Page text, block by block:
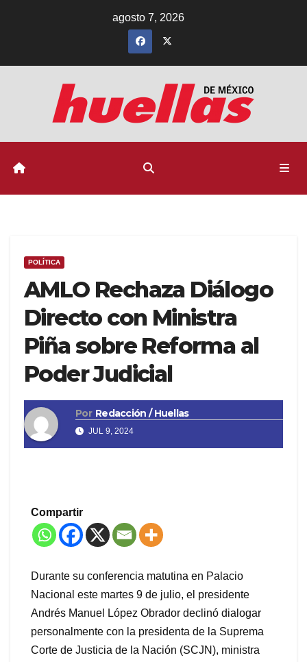
agosto 7, 2026
POLÍTICA
AMLO Rechaza Diálogo
Directo con Ministra
Piña sobre Reforma al
Poder Judicial
Por Redacción / Huellas
JUL 9, 2024
Compartir
Durante su conferencia matutina en Palacio
Nacional este martes 9 de julio, el presidente
Andrés Manuel López Obrador declinó dialogar
personalmente con la presidenta de la Suprema
Corte de Justicia de la Nación (SCJN), ministra